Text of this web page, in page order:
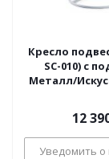
Кресло
SC-010) с
Металл/
12
Уведомить о